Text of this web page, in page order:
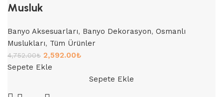
Musluk
Banyo Aksesuarları, Banyo Dekorasyon, Osmanlı
Muslukları, Tüm Ürünler
4,752.00₺ 2,592.00₺
Sepete Ekle
Sepete Ekle